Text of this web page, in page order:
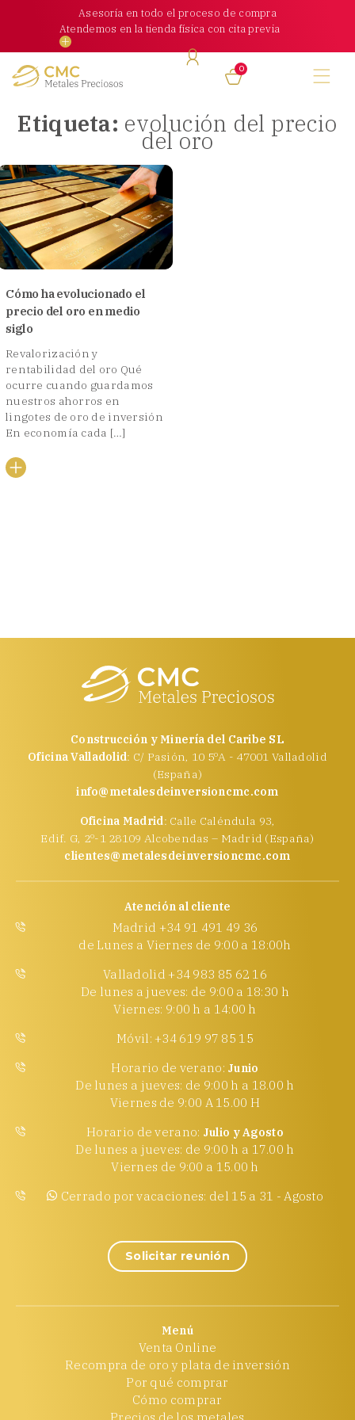
Asesoría en todo el proceso de compra
Atendemos en la tienda física con cita previa
0
Etiqueta: evolución del precio
del oro
Cómo ha evolucionado el
precio del oro en medio
siglo
Revalorización y
rentabilidad del oro Qué
ocurre cuando guardamos
nuestros ahorros en
lingotes de oro de inversión
En economía cada […]
Construcción y Minería del Caribe SL
Oficina Valladolid: C/ Pasión, 10 5ºA - 47001 Valladolid
(España)
info@metalesdeinversioncmc.com
Oficina Madrid: Calle Caléndula 93,
Edif. G, 2º-1 28109 Alcobendas – Madrid (España)
clientes@metalesdeinversioncmc.com
Atención al cliente
Madrid +34 91 491 49 36
de Lunes a Viernes de 9:00 a 18:00h
Valladolid +34 983 85 62 16
De lunes a jueves: de 9:00 a 18:30 h
Viernes: 9:00 h a 14:00 h
Móvil: +34 619 97 85 15
Horario de verano: Junio
De lunes a jueves: de 9:00 h a 18.00 h
Viernes de 9:00 A 15.00 H
Horario de verano: Julio y Agosto
De lunes a jueves: de 9:00 h a 17.00 h
Viernes de 9:00 a 15.00 h
Cerrado por vacaciones: del 15 a 31 - Agosto
Solicitar reunión
Menú
Venta Online
Recompra de oro y plata de inversión
Por qué comprar
Cómo comprar
Precios de los metales